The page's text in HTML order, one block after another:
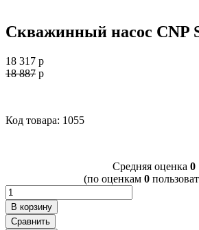
Скважинный насос CNP
18 317 p
18 887 p
Код товара: 1055
Cредняя оценка 0
(по оценкам 0
В корзину
Сравнить